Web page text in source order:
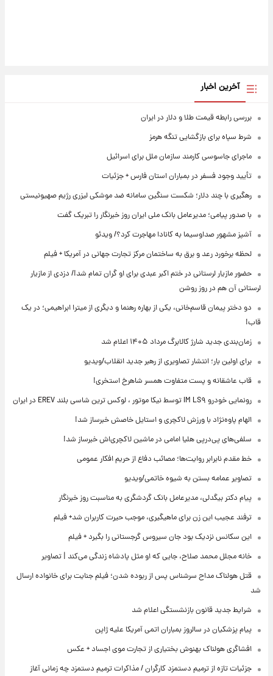
آخرین اخبار
بررسی رابطه قیمت طلا و دلار در ایران
شرط سپاه برای بازگشایی تنگه هرمز
ماجرای جاسوسی کارمند سازمان ملل برای اسرائیل
تأیید وجود فسفر در بمباران استان فارس + جزئیات
رهگیری با چند دلار؛ شکست سنگین سامانه ضد موشکی لیزری رژیم صهیونیستی
با صدور پیامی؛ مدیرعامل بانک ملی ایران روز خبرنگار را تبریک گفت
آشپز مشهور صداوسیما به کانادا مهاجرت کرد؟/ ویدئو
لحظه برخورد رعد و برق به ساختمان مرکز تجارت جهانی در آمریکا + فیلم
حضور مازیار لرستانی در ختم اکبر عبدی برای او گران تمام شد!/ دزدی از مازیار
لرستانی آن هم در روز روشن
دو دختر پیمان قاسم‌خانی، یکی از بهاره رهنما و دیگری از میترا ابراهیمی؛ در یک
قاب!
زمان‌بندی جدید شارژ کالابرگ مرداد ۱۴۰۵ اعلام شد
برای اولین بار؛ انتشار تصاویری از رهبر جدید انقلاب/ویدیو
قاب عاشقانه و پست متفاوت همسر شاهرخ استخری!
رونمایی خودرو IM LS۹ توسط نیکا موتور ، لوکس ترین شاسی بلند EREV در ایران
الهام پاوه‌نژاد با ورزش لاکچری و استایل خاصش خبرساز شد!
سلفی‌های پی‌درپی هلیا امامی در ماشین لاکچری‌اش خبرساز شد!
خط مقدم نابرابر روایت‌ها؛ مصائب دفاع از حریم افکار عمومی
تصاویر عمامه بستن به شیوه خاتمی/ویدیو
پیام دکتر بیگدلی، مدیرعامل بانک گردشگری به مناسبت روز خبرنگار
ترفند عجیب این زن برای ماهیگیری، موجب حیرت کاربران شد+ فیلم
این سکانس نزدیک بود جان سیروس گرجستانی را بگیرد + فیلم
خانه مجلل محمد صلاح، جایی که او مثل پادشاه زندگی می‌کند | تصاویر
قتل هولناک مداح سرشناس پس از ربوده شدن؛ فیلم جنایت برای خانواده ارسال
شد
شرایط جدید قانون بازنشستگی اعلام شد
پیام پزشکیان در سالروز بمباران اتمی آمریکا علیه ژاپن
افشاگری هولناک بهنوش بختیاری از تجارت موی اجساد + عکس
جزئیات تازه از ترمیم دستمزد کارگران / مذاکرات ترمیم دستمزد چه زمانی آغاز